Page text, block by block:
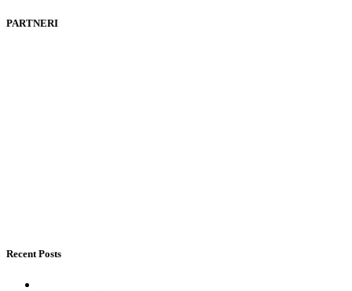
PARTNERI
Recent Posts